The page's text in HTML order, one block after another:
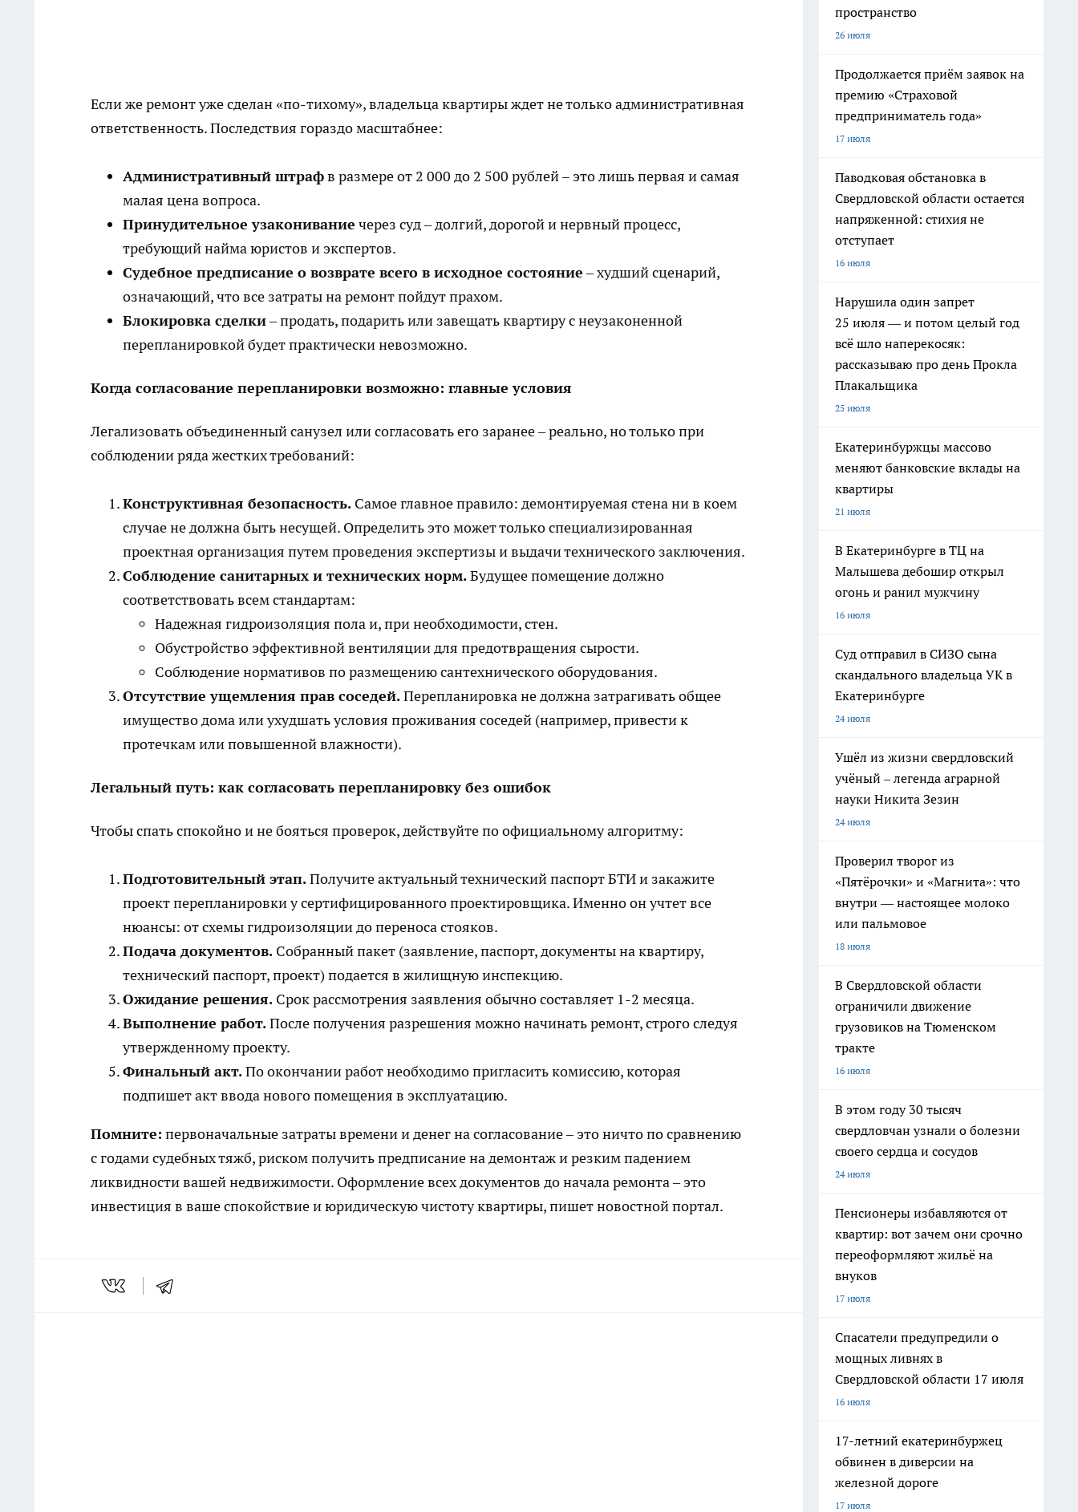
Если же ремонт уже сделан «по-тихому», владельца квартиры ждет не только административная
ответственность. Последствия гораздо масштабнее:
Административный штрафв размере от 2 000 до 2 500 рублей – это лишь первая и самая
малая цена вопроса.
Принудительное узаконивание через суд – долгий, дорогой и нервный процесс,
требующий найма юристов и экспертов.
Судебное предписание о возврате всего в исходное состояние– худший сценарий,
означающий, что все затраты на ремонт пойдут прахом.
Блокировка сделки– продать, подарить или завещать квартиру с неузаконенной
перепланировкой будет практически невозможно.
Когда согласование перепланировки возможно: главные условия
Легализовать объединенный санузел или согласовать его заранее – реально, но только при
соблюдении ряда жестких требований:
Конструктивная безопасность. Самое главное правило: демонтируемая стена ни в коем
случае не должна быть несущей. Определить это может только специализированная
проектная организация путем проведения экспертизы и выдачи технического заключения.
Соблюдение санитарных и технических норм.Будущее помещение должно
соответствовать всем стандартам:
Надежная гидроизоляция пола и, при необходимости, стен.
Обустройство эффективной вентиляции для предотвращения сырости.
Соблюдение нормативов по размещению сантехнического оборудования.
Отсутствие ущемления прав соседей.Перепланировка не должна затрагивать общее
имущество дома или ухудшать условия проживания соседей (например, привести к
протечкам или повышенной влажности).
Легальный путь: как согласовать перепланировку без ошибок
Чтобы спать спокойно и не бояться проверок, действуйте по официальному алгоритму:
Подготовительный этап.Получите актуальный технический паспорт БТИ и закажите
проект перепланировки у сертифицированного проектировщика. Именно он учтет все
нюансы: от схемы гидроизоляции до переноса стояков.
Подача документов. Собранный пакет (заявление, паспорт, документы на квартиру,
технический паспорт, проект) подается в жилищную инспекцию.
Ожидание решения. Срок рассмотрения заявления обычно составляет 1-2 месяца.
Выполнение работ.После получения разрешения можно начинать ремонт, строго следуя
утвержденному проекту.
Финальный акт.По окончании работ необходимо пригласить комиссию, которая
подпишет акт ввода нового помещения в эксплуатацию.
Помните: первоначальные затраты времени и денег на согласование – это ничто по сравнению
с годами судебных тяжб, риском получить предписание на демонтаж и резким падением
ликвидности вашей недвижимости. Оформление всех документов до начала ремонта – это
инвестиция в ваше спокойствие и юридическую чистоту квартиры, пишетновостной портал.
пространство
26 июля
Продолжается приём заявок на
премию «Страховой
предприниматель года»
17 июля
Паводковая обстановка в
Свердловской области остается
напряженной: стихия не
отступает
16 июля
Нарушила один запрет
25 июля — и потом целый год
всё шло наперекосяк:
рассказываю про день Прокла
Плакальщика
25 июля
Екатеринбуржцы массово
меняют банковские вклады на
квартиры
21 июля
В Екатеринбурге в ТЦ на
Малышева дебошир открыл
огонь и ранил мужчину
16 июля
Суд отправил в СИЗО сына
скандального владельца УК в
Екатеринбурге
24 июля
Ушёл из жизни свердловский
учёный – легенда аграрной
науки Никита Зезин
24 июля
Проверил творог из
«Пятёрочки» и «Магнита»: что
внутри — настоящее молоко
или пальмовое
18 июля
В Свердловской области
ограничили движение
грузовиков на Тюменском
тракте
16 июля
В этом году 30 тысяч
свердловчан узнали о болезни
своего сердца и сосудов
24 июля
Пенсионеры избавляются от
квартир: вот зачем они срочно
переоформляют жильё на
внуков
17 июля
Спасатели предупредили о
мощных ливнях в
Свердловской области 17 июля
16 июля
17-летний екатеринбуржец
обвинен в диверсии на
железной дороге
17 июля